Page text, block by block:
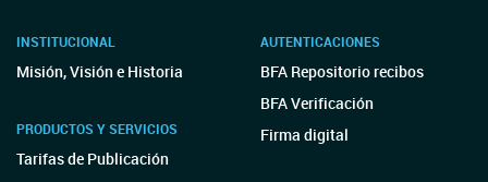
INSTITUCIONAL
Misión, Visión e Historia
PRODUCTOS Y SERVICIOS
Tarifas de Publicación
AUTENTICACIONES
BFA Repositorio recibos
BFA Verificación
Firma digital